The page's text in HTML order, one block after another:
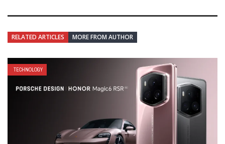
RELATED ARTICLES MORE FROM AUTHOR
TECHNOLOGY